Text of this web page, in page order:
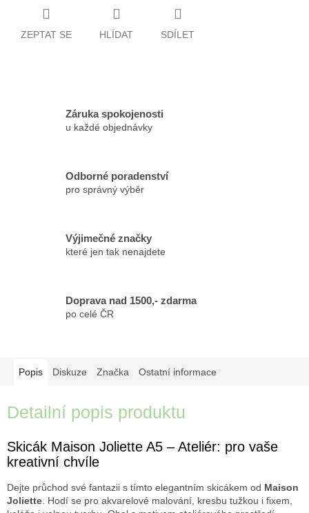
ZEPTAT SE HLÍDAT SDÍLET
Záruka spokojenosti
u každé objednávky
Odborné poradenství
pro správný výběr
Výjimečné značky
které jen tak nenajdete
Doprava nad 1500,- zdarma
po celé ČR
Popis Diskuze Značka Ostatní informace
Detailní popis produktu
Skicák Maison Joliette A5 – Ateliér: pro vaše
kreativní chvíle
Dejte průchod své fantazii s tímto elegantním skicákem od Maison
Joliette . Hodí se pro akvarelové malování, kresbu tužkou i fixem,